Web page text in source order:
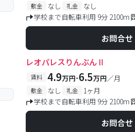
敷金 なし 礼金
なし
学校まで自転車利用 9分 2100m
お問合せ
レオパレスりんぶんⅡ
賃料 4.9万円-6.5万円／月
敷金 なし 礼金
1ヶ月
学校まで自転車利用 9分 2100m
お問合せ